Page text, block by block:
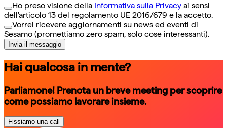
Ho preso visione della Informativa sulla Privacy ai sensi
dell'articolo 13 del regolamento UE 2016/679 e la accetto.
Vorrei ricevere aggiornamenti su news ed eventi di
Sesamo (promettiamo zero spam, solo cose interessanti).
Invia il messaggio
Hai qualcosa in mente?
Parliamone! Prenota un breve meeting per scoprire
come possiamo lavorare insieme.
Fissiamo una call